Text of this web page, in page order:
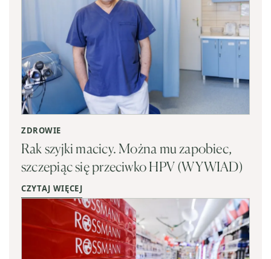
ZDROWIE
Rak szyjki macicy. Można mu zapobiec,
szczepiąc się przeciwko HPV (WYWIAD)
CZYTAJ WIĘCEJ